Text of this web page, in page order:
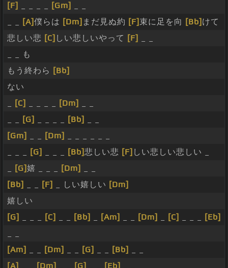
[F]
[Gm]
[A]僕らは [Dm] まだ見ぬ約 [F] 束に足を向 [Bb] けて
悲しい悲 [C] しい悲しいやって [F]
_ _ も
もう終わら [Bb]
ない
[C] [Dm]
[G] [Bb]
[Gm]
[Dm]
[G] [Bb]悲しい悲 [F] しい悲しい悲しい _
[G]嬉 _ _ _ [Dm]
[Bb]
[F] _ しい嬉しい [Dm]
嬉しい
[G]
[C] [Bb] [Am] [Dm] [C]
[Eb]
[Am]
[Dm] [G] [Bb]
[A]
[Dm] [G] [Eb]